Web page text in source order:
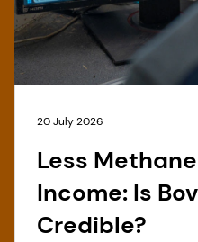
20 July 2026
Less
Income: Is
Credible?